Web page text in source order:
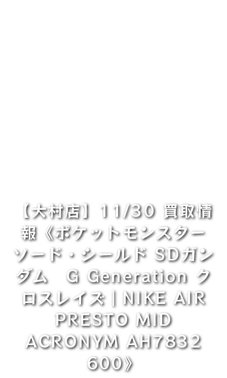
【大村店】11/30 買取情
報《ポケットモンスター
ソード・シールド SDガン
ダム G Generation ク
ロスレイズ｜NIKE AIR
PRESTO MID
ACRONYM AH7832
600》